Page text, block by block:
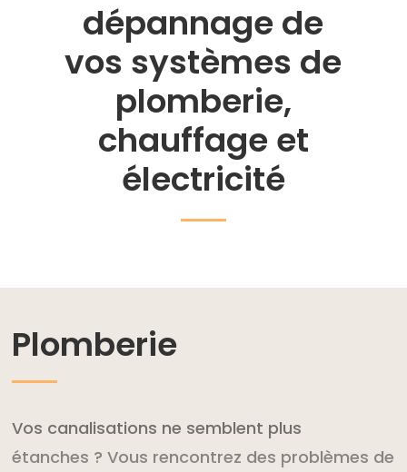
dépannage de
vos systèmes de
plomberie,
chauffage et
électricité
Plomberie
Vos canalisations ne semblent plus
étanches ? Vous rencontrez des problèmes de